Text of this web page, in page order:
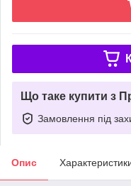
Що таке купити з
Замовлення під
Опис